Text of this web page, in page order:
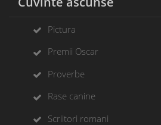
Pictura
Premii Oscar
Proverbe
Rase canine
Scriitori romani